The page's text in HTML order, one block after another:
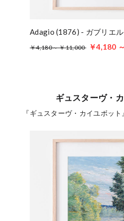
Adagio (1876) - ガブリエ
￥4,180～ ￥11,000 ￥4,180
ギュスターヴ・
『ギュスターヴ・カイユボッ